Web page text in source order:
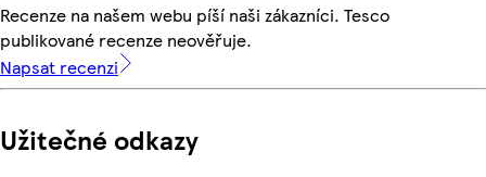
Recenze na našem webu píší naši zákazníci. Tesco
publikované recenze neověřuje.
Napsat recenzi
Užitečné odkazy